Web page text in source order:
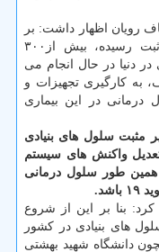
رویان اظهار داشت: بر
طبق اطلاعاتی كه در مراكز معتبر به ثبت رسیده، بیش از۳۰۰
در دنیا در حال انجام می
به كارگیری تجهیزات و
در این بیماری
مثبت سلول های بنیادی
واكنش های سیستم
همین طور سلول درمانی
بنا بر این از شروع
های بنیادی در كشور
دانشگاه شهید بهشتی